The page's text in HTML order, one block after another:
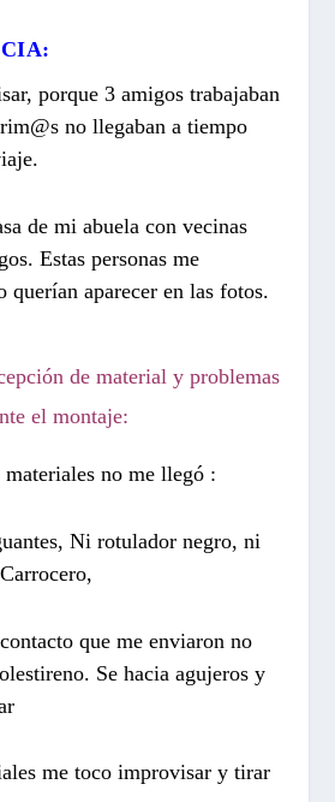
porque 3 amigos trabajaban
no llegaban a tiempo
de mi abuela con vecinas
Estas personas me
querían aparecer en las fotos.
de material y problemas
el montaje:
no me llegó :
Ni rotulador negro, ni
que me enviaron no
Se hacia agujeros y
me toco improvisar y tirar